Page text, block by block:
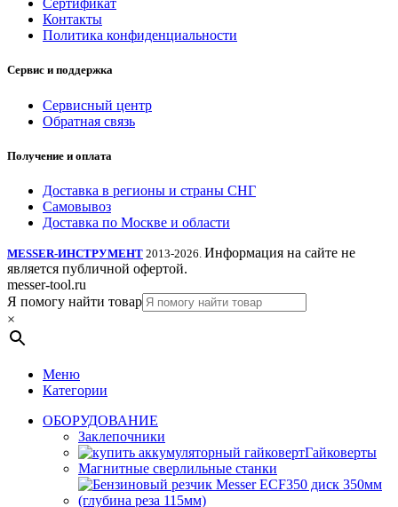
Сертификат
Контакты
Политика конфиденциальности
Сервис и поддержка
Сервисный центр
Обратная связь
Получение и оплата
Доставка в регионы и страны СНГ
Самовывоз
Доставка по Москве и области
MESSER-ИНСТРУМЕНТ 2013-2026. Информация на сайте не
является публичной офертой.
messer-tool.ru
Я помогу найти товар
×
Меню
Категории
ОБОРУДОВАНИЕ
Заклепочники
Гайковерты
Магнитные сверлильные станки